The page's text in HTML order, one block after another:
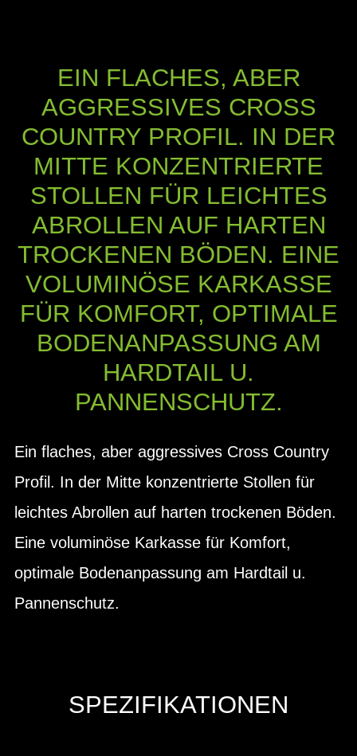
EIN FLACHES, ABER
AGGRESSIVES CROSS
COUNTRY PROFIL. IN DER
MITTE KONZENTRIERTE
STOLLEN FÜR LEICHTES
ABROLLEN AUF HARTEN
TROCKENEN BÖDEN. EINE
VOLUMINÖSE KARKASSE
FÜR KOMFORT, OPTIMALE
BODENANPASSUNG AM
HARDTAIL U.
PANNENSCHUTZ.
Ein flaches, aber aggressives Cross Country
Profil. In der Mitte konzentrierte Stollen für
leichtes Abrollen auf harten trockenen Böden.
Eine voluminöse Karkasse für Komfort,
optimale Bodenanpassung am Hardtail u.
Pannenschutz.
SPEZIFIKATIONEN